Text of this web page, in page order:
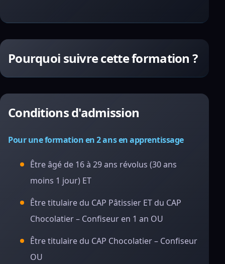
Pourquoi suivre cette formation ?
Conditions d'admission
Pour une formation en 2 ans en apprentissage
Être âgé de 16 à 29 ans révolus (30 ans
moins 1 jour) ET
Être titulaire du CAP Pâtissier ET du CAP
Chocolatier – Confiseur en 1 an OU
Être titulaire du CAP Chocolatier – Confiseur
OU